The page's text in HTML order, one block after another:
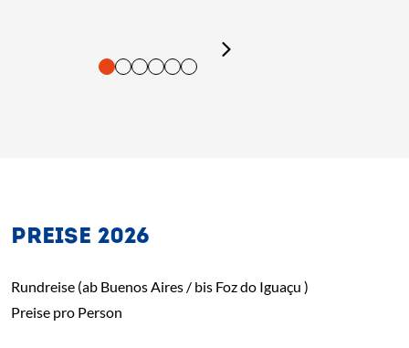
und Vorlesen der Inhalte mit Leertaste oder Tabulator-
PREISE 2026
Rundreise (ab Buenos Aires / bis Foz do Iguaçu )
Preise pro Person